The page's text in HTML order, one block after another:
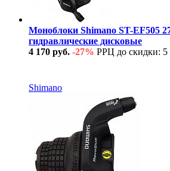
Моноблоки Shimano ST-EF505
гидравлические дисковые
4 170 руб. -27% РРЦ до скидки: 5
Shimano